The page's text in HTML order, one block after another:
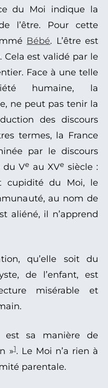
du Moi indique la
l’être. Pour cette
Bébé. L’être est
Cela est validé par le
Face à une telle
humaine, la
ne peut pas tenir la
des discours
termes, la France
par le discours
du Ve au XVe siècle :
cupidité du Moi, le
au nom de
aliéné, il n’apprend
qu’elle soit du
de l’enfant, est
misérable et
est sa manière de
»1. Le Moi n’a rien à
parentale.